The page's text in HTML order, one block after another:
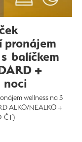
pronájem
balíčkem
+
noci
wellness na 3
ALKO/NEALKO +
ČT)